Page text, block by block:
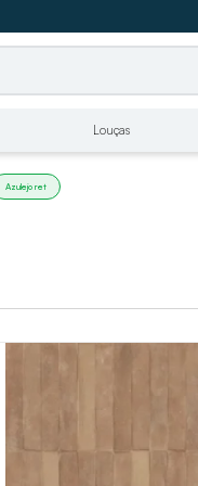
Louças
Azulejo ret